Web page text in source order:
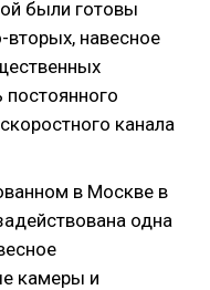
были готовы
вторых, навесное
постоянного
канала
в Москве в
одна
камеры и